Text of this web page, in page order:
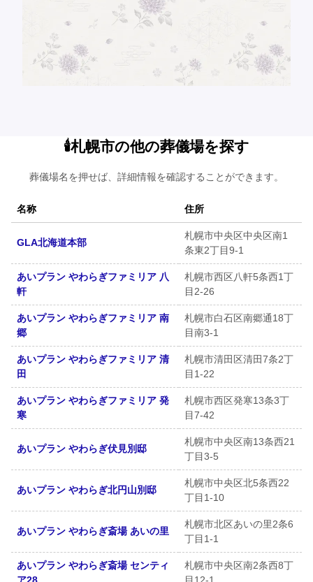
🕯️札幌市の他の葬儀場を探す
葬儀場名を押せば、詳細情報を確認することができます。
名称 住所
GLA北海道本部
札幌市中央区中央区南1
条東2丁目9-1
あいプラン やわらぎファミリア 八
軒
札幌市西区八軒5条西1丁
目2-26
あいプラン やわらぎファミリア 南
郷
札幌市白石区南郷通18丁
目南3-1
あいプラン やわらぎファミリア 清
田
札幌市清田区清田7条2丁
目1-22
あいプラン やわらぎファミリア 発
寒
札幌市西区発寒13条3丁
目7-42
あいプラン やわらぎ伏見別邸
札幌市中央区南13条西21
丁目3-5
あいプラン やわらぎ北円山別邸
札幌市中央区北5条西22
丁目1-10
あいプラン やわらぎ斎場 あいの里
札幌市北区あいの里2条6
丁目1-1
あいプラン やわらぎ斎場 センティ
札幌市中央区南2条西8丁